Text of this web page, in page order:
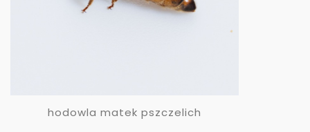
hodowla matek pszczelich